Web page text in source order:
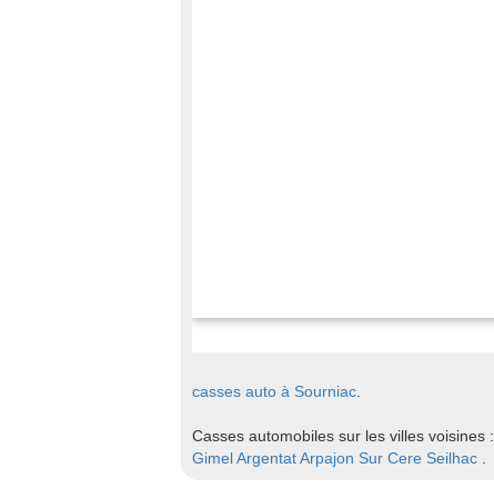
casses auto à Sourniac
Casses automobiles sur les villes voisines :
GimelArgentatArpajon Sur Cere Seilhac